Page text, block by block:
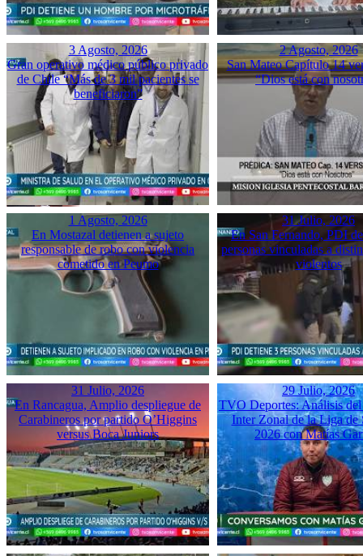
3 Agosto, 2026
Gran operativo médico público privado
de Chile “Más de 3 mil pacientes se
beneficiaron”
2 Agosto, 2026
San Mateo Capítulo 14
“Dios está con
1 Agosto, 2026
En Mostazal detienen a sujeto
responsable de robo con violencia
cometido en Peumo
31 Julio, 2026
En San Fernando, PDI
personas vinculadas a
violentos
31 Julio, 2026
En Rancagua, Amplio despliegue de
Carabineros por partido O’Higgins
versus Boca Juniors
29 Julio, 2026
TVO Deportes: Análisis del
Inter Zonal de la Liga de
2026 con Matías